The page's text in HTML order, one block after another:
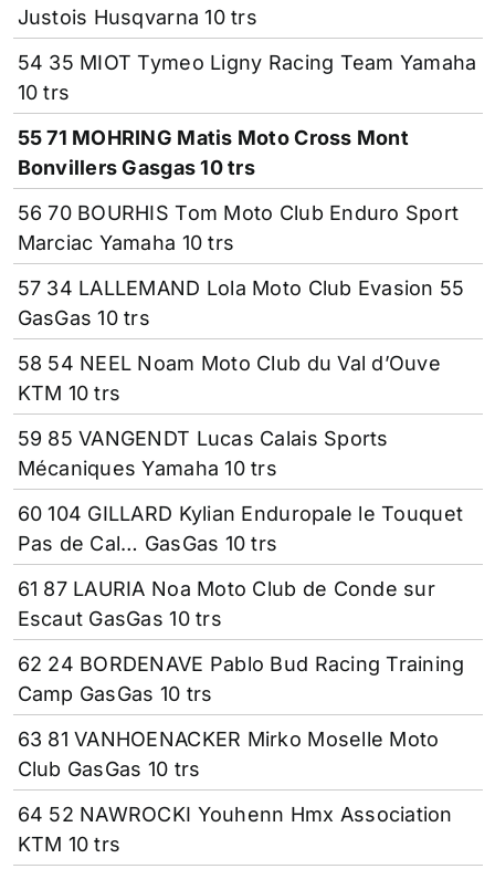
Justois Husqvarna 10 trs
54 35 MIOT Tymeo Ligny Racing Team Yamaha
10 trs
55 71 MOHRING Matis Moto Cross Mont
Bonvillers Gasgas 10 trs
56 70 BOURHIS Tom Moto Club Enduro Sport
Marciac Yamaha 10 trs
57 34 LALLEMAND Lola Moto Club Evasion 55
GasGas 10 trs
58 54 NEEL Noam Moto Club du Val d’Ouve
KTM 10 trs
59 85 VANGENDT Lucas Calais Sports
Mécaniques Yamaha 10 trs
60 104 GILLARD Kylian Enduropale le Touquet
Pas de Cal… GasGas 10 trs
61 87 LAURIA Noa Moto Club de Conde sur
Escaut GasGas 10 trs
62 24 BORDENAVE Pablo Bud Racing Training
Camp GasGas 10 trs
63 81 VANHOENACKER Mirko Moselle Moto
Club GasGas 10 trs
64 52 NAWROCKI Youhenn Hmx Association
KTM 10 trs